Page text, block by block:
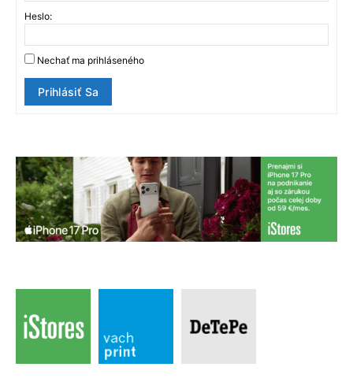
Heslo:
Nechať ma prihláseného
Prihlásiť Sa